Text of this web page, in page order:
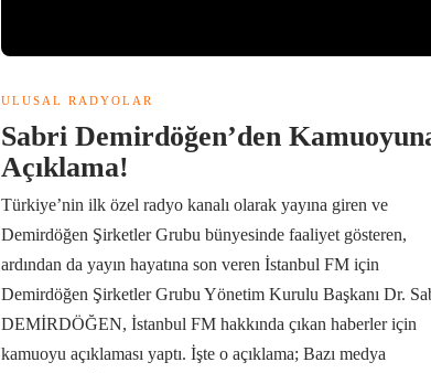
ULUSAL RADYOLAR
Sabri Demirdöğen’den
Açıklama!
Türkiye’nin ilk özel radyo kanalı olarak yayına giren ve
Demirdöğen Şirketler Grubu bünyesinde faaliyet gösteren,
ardından da yayın hayatına son veren İstanbul FM için
Demirdöğen Şirketler Grubu Yönetim Kurulu Başkanı Dr.
DEMİRDÖĞEN, İstanbul FM hakkında çıkan haberler için
kamuoyu açıklaması yaptı. İşte o açıklama; Bazı medya